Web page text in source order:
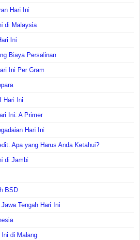
Hari Ini
di Malaysia
Ini
Biaya Persalinan
Ini Per Gram
Hari Ini
Ini: A Primer
Hari Ini
Apa yang Harus Anda Ketahui?
di Jambi
BSD
Tengah Hari Ini
Ini di Malang